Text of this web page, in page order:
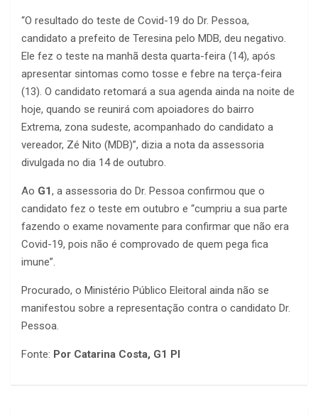
“O resultado do teste de Covid-19 do Dr. Pessoa,
candidato a prefeito de Teresina pelo MDB, deu negativo.
Ele fez o teste na manhã desta quarta-feira (14), após
apresentar sintomas como tosse e febre na terça-feira
(13). O candidato retomará a sua agenda ainda na noite de
hoje, quando se reunirá com apoiadores do bairro
Extrema, zona sudeste, acompanhado do candidato a
vereador, Zé Nito (MDB)”, dizia a nota da assessoria
divulgada no dia 14 de outubro.
Ao G1, a assessoria do Dr. Pessoa confirmou que o
candidato fez o teste em outubro e “cumpriu a sua parte
fazendo o exame novamente para confirmar que não era
Covid-19, pois não é comprovado de quem pega fica
imune”.
Procurado, o Ministério Público Eleitoral ainda não se
manifestou sobre a representação contra o candidato Dr.
Pessoa.
Fonte: Por Catarina Costa, G1 PI